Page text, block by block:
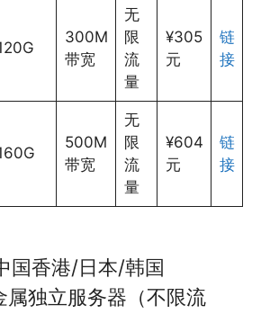
300M
带宽
无
限
流
量
¥305
元
链
接
500M
带宽
无
限
流
量
¥604
元
链
接
国香港/日本/韩国
属独立服务器（不限流